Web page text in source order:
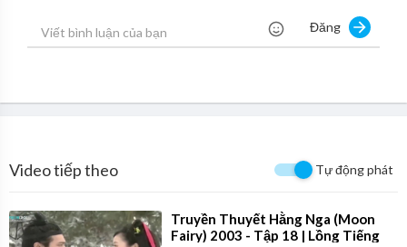
Đăng
Video tiếp theo Tự động phát
⁣Truyền Thuyết Hằng Nga (Moon
Fairy) 2003 - Tập 18 | Lồng Tiếng